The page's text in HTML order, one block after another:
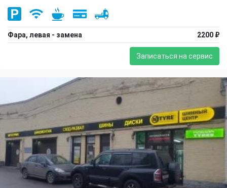
Фара, левая - замена 2200 ₽
Записаться на сервис